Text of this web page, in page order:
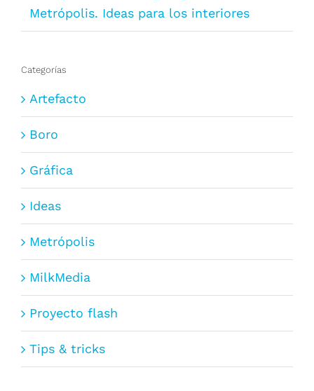
Metrópolis. Ideas para los interiores
Categorías
Artefacto
Boro
Gráfica
Ideas
Metrópolis
MilkMedia
Proyecto flash
Tips & tricks